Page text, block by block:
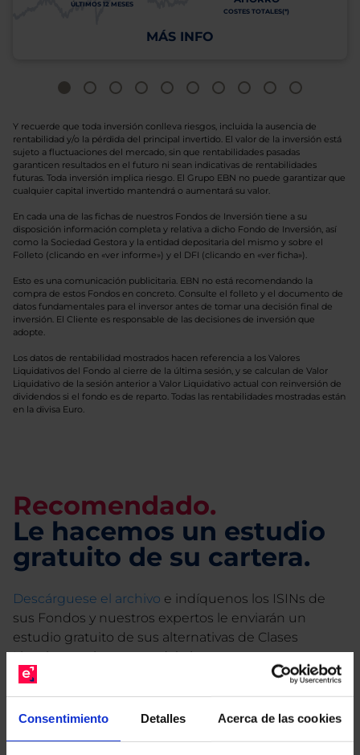
Consentimiento Detalles Acerca de las cookies
ÚLTIMOS 12 MESES
COSTES TOTALES(*)
MÁS INFO
Y recuerde que toda inversión conlleva riesgos, incluida la ausencia de
rentabilidad y/o la pérdida del principal invertido. El valor de la inversión está
sujeto a fluctuaciones del mercado, sin que rentabilidades pasadas
garanticen resultados en el futuro ni sean indicativas de rentabilidades
futuras. Toda inversión implica riesgo. El Grupo EBN no puede garantizar que
cualquier capital invertido mantendrá o aumentará su valor.
En cada una de las fichas de nuestros Fondos de Inversión tiene a su
disposición información completa y relativa a dicho Fondo de Inversión, así
como la Sociedad Gestora y la entidad depositaria del mismo y sobre el
Folleto (clicando en «ver informe») y el DFI (clicando en «ver ficha»).
Esto es una comunicación publicitaria. EBN no está recomendando la
compra de estos Fondos en concreto. Consulte el folleto y el documento de
datos fundamentales para el inversor antes de tomar una decisión final de
inversión. El Cliente es responsable de las decisiones de inversión que
adopte.
Los datos de rentabilidad mostrados hacen referencia a los Valores
Liquidativos del Fondo al cierre de la última sesión, y se calculan de Valor
Liquidativo de la sesión anterior a Valor Liquidativo actual con reinversión de
dividendos si el fondo es de reparto. Todas las rentabilidades mostradas están
en la divisa Euro.
Recomendado.
Le hacemos un estudio
gratuito de su cartera.
Descárguese el archivo e indíquenos los ISINs de
sus Fondos y nuestros expertos le enviarán un
estudio gratuito de sus alternativas de Clases
Limpias con las que podrá ahorrar en sus costes.